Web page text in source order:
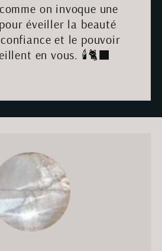
on invoque une
éveiller la beauté
et le pouvoir
en vous. 🕯️🐈‍⬛